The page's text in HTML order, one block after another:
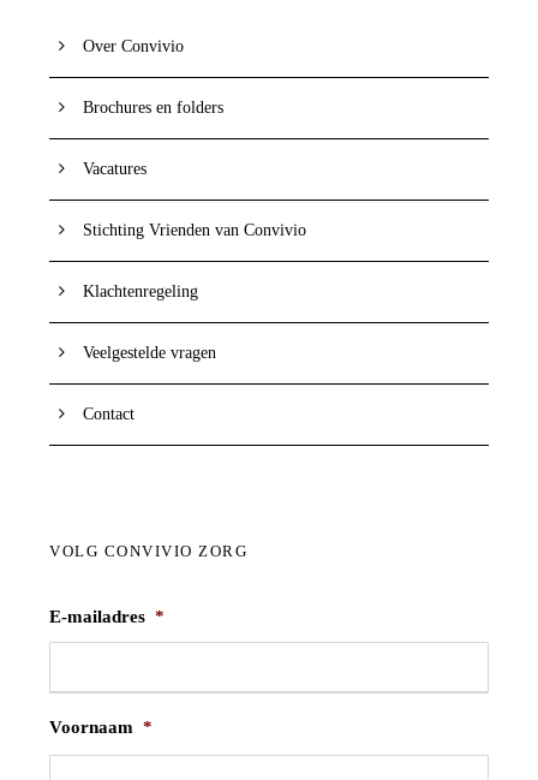
Over Convivio
Brochures en folders
Vacatures
Stichting Vrienden van Convivio
Klachtenregeling
Veelgestelde vragen
Contact
VOLG CONVIVIO ZORG
E-mailadres *
Voornaam *